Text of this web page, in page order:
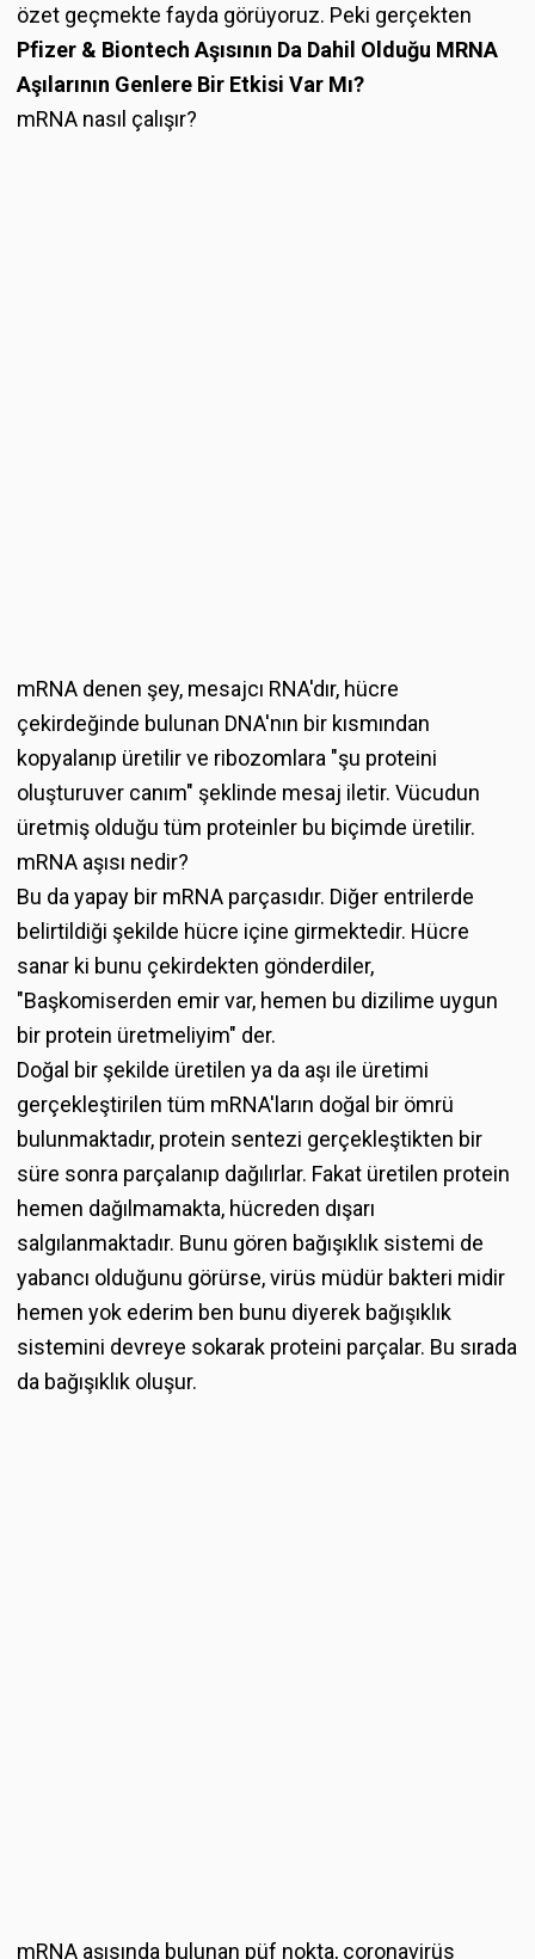
özet geçmekte fayda görüyoruz. Peki gerçekten
Pfizer & Biontech Aşısının Da Dahil Olduğu MRNA
Aşılarının Genlere Bir Etkisi Var Mı?
mRNA nasıl çalışır?
mRNA denen şey, mesajcı RNA'dır, hücre
çekirdeğinde bulunan DNA'nın bir kısmından
kopyalanıp üretilir ve ribozomlara "şu proteini
oluşturuver canım" şeklinde mesaj iletir. Vücudun
üretmiş olduğu tüm proteinler bu biçimde üretilir.
mRNA aşısı nedir?
Bu da yapay bir mRNA parçasıdır. Diğer entrilerde
belirtildiği şekilde hücre içine girmektedir. Hücre
sanar ki bunu çekirdekten gönderdiler,
"Başkomiserden emir var, hemen bu dizilime uygun
bir protein üretmeliyim" der.
Doğal bir şekilde üretilen ya da aşı ile üretimi
gerçekleştirilen tüm mRNA'ların doğal bir ömrü
bulunmaktadır, protein sentezi gerçekleştikten bir
süre sonra parçalanıp dağılırlar. Fakat üretilen protein
hemen dağılmamakta, hücreden dışarı
salgılanmaktadır. Bunu gören bağışıklık sistemi de
yabancı olduğunu görürse, virüs müdür bakteri midir
hemen yok ederim ben bunu diyerek bağışıklık
sistemini devreye sokarak proteini parçalar. Bu sırada
da bağışıklık oluşur.
mRNA aşısında bulunan püf nokta, coronavirüs